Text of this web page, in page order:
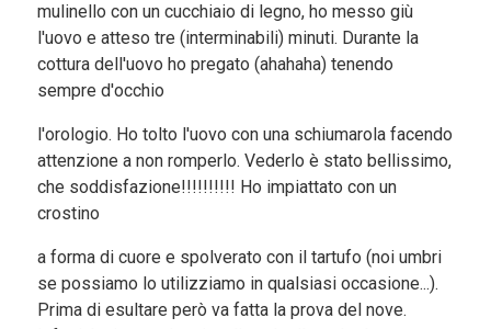
mulinello con un cucchiaio di legno, ho messo giù
l'uovo e atteso tre (interminabili) minuti. Durante la
cottura dell'uovo ho pregato (ahahaha) tenendo
sempre d'occhio
l'orologio. Ho tolto l'uovo con una schiumarola facendo
attenzione a non romperlo. Vederlo è stato bellissimo,
che soddisfazione!!!!!!!!!! Ho impiattato con un
crostino
a forma di cuore e spolverato con il tartufo (noi umbri
se possiamo lo utilizziamo in qualsiasi occasione...).
Prima di esultare però va fatta la prova del nove.